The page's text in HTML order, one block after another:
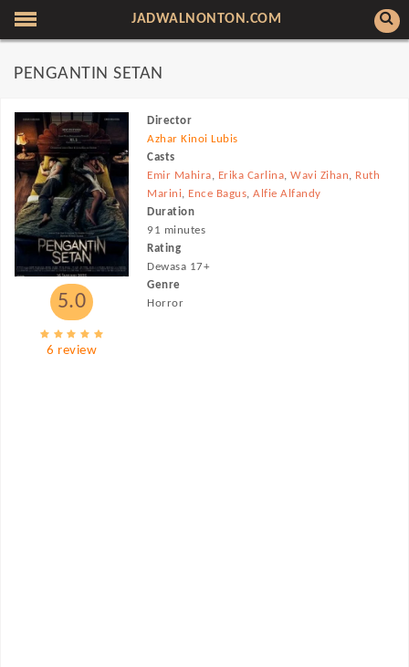
JADWALNONTON.COM
PENGANTIN SETAN
5.0
6 review
Director
Azhar Kinoi Lubis
Casts
Emir Mahira, Erika Carlina,Wavi Zihan, Ruth
Marini, Ence Bagus,Alfie Alfandy
Duration
91 minutes
Rating
Dewasa 17+
Genre
Horror